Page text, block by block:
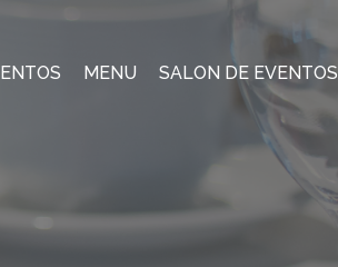
MENU SALON DE EVENTOS